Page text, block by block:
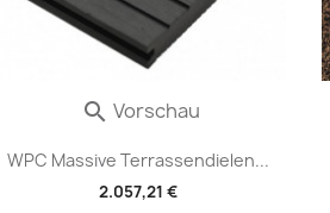
WPC Massive Terrassendielen...
2.057,21 €
 Vorschau